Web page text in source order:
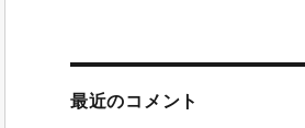
最近のコメント